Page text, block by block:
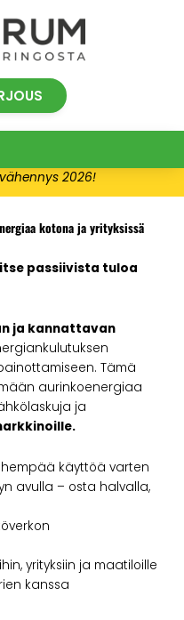
2026!
kotona ja yrityksissä
passiivista tuloa
ja kannattavan
Tämä
aurinkoenergiaa
ja
käyttöä varten
avulla – osta halvalla,
yrityksiin ja maatiloille
kanssa